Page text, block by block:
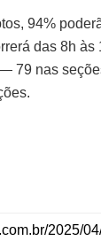
94%
das 8h às
79 nas